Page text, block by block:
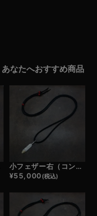
あなたへおすすめ商品
小フェザー右（コンビ）×鹿革紐×アンティークビーズ/ネックレスカスタム
¥55,000(税込)